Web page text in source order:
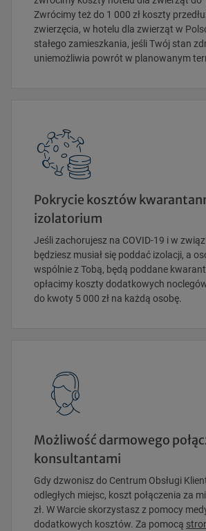
Zwrócimy też do 1 000 zł koszty
zwierzęcia, w hotelu dla zwierząt w
stałego zamieszkania, jeśli Twój stan
uniemożliwia powrót w planowanym
Pokrycie kosztów
izolatorium
Jeśli zachorujesz na COVID-19 i w
będziesz musiał się poddać izolacji, a
wspólnie z Tobą, będą poddane
opłacimy koszty dodatkowych
do kwoty 5 000 zł na każdą osobę.
Możliwość darmowego
konsultantami
Gdy dzwonisz do Centrum Obsługi
odległych miejsc, koszt połączenia za
zł. W Warcie skorzystasz z pomocy
dodatkowych kosztów. Za pomocą